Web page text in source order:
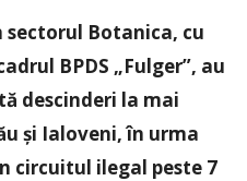
Botanica, cu
BPDS „Fulger”, au
descinderi la mai
și Ialoveni, în urma
circuitul ilegal peste 7